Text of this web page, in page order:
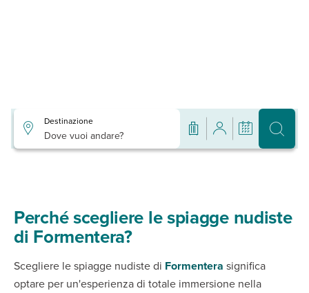
Destinazione
Dove vuoi andare?
Perché scegliere le spiagge nudiste
di Formentera?
Scegliere le spiagge nudiste di Formentera significa
optare per un'esperienza di totale immersione nella